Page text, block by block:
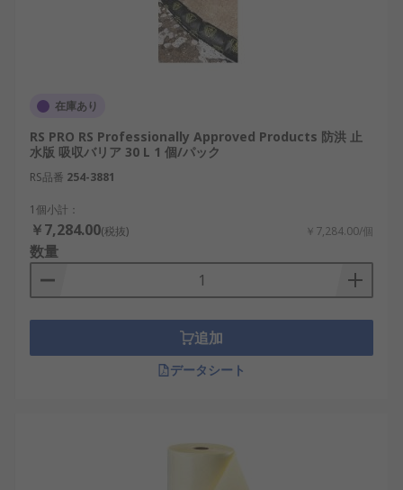
なチューブで、 屋内の小規模な流出物の拡散
をすばやく制限できるように設計されていま
模な流出や広い土地 / 水たまりに対する使用を
想定しており、ブームと呼ばれることもあり
ます。
吸収シートは、非常に大きなティッシュのよ
ック形態で販売されています。 ただし、液体
の吸収力や保持力がはるかに高くなっていま
す。
ヘビーデューティ流出吸収ロールは、作業場
ケイ酸アルミナ入りの小袋などの 流出吸収パ
ウダーは、 流出した体液、 炭化水素、 工業用
たは黒 / グレーに色分けされています。白は通
常オイルの流出にのみ適しています。 黒 / グ
在庫あり
RS PRO RS Professionally Approved Products 防洪 止
水版 吸収バリア 30 L 1 個/パック
RS品番 254-3881
1個小計：
￥7,284.00(税抜) ￥7,284.00/個
数量
追加
データシート